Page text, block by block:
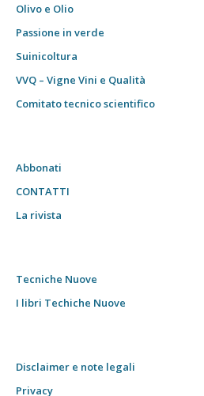
Olivo e Olio
Passione in verde
Suinicoltura
VVQ – Vigne Vini e Qualità
Comitato tecnico scientifico
Abbonati
CONTATTI
La rivista
Tecniche Nuove
I libri Techiche Nuove
Disclaimer e note legali
Privacy